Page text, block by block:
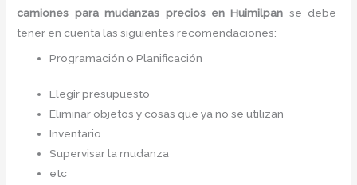
camiones para mudanzas precios en Huimilpan se debe
tener en cuenta las siguientes recomendaciones:
Programación o Planificación
Elegir presupuesto
Eliminar objetos y cosas que ya no se utilizan
Inventario
Supervisar la mudanza
etc